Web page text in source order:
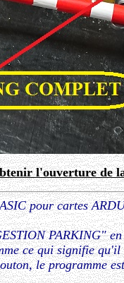
l'ouverture de
pour cartes
PARKING"
ce qui signifie qu'il
le programme